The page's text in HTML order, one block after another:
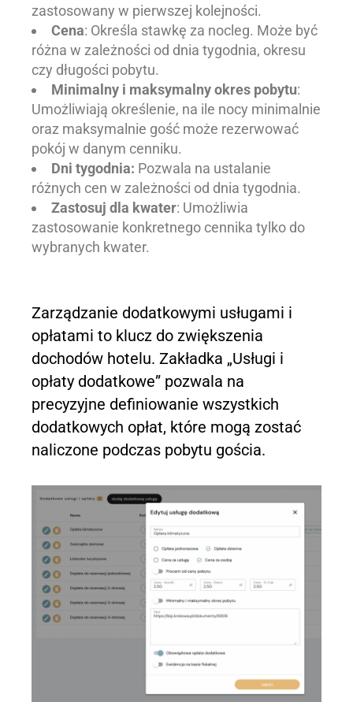
zastosowany w pierwszej kolejności.
Cena: Określa stawkę za nocleg. Może być
różna w zależności od dnia tygodnia, okresu
czy długości pobytu.
Minimalny i maksymalny okres pobytu:
Umożliwiają określenie, na ile nocy minimalnie
oraz maksymalnie gość może rezerwować
pokój w danym cenniku.
Dni tygodnia: Pozwala na ustalanie
różnych cen w zależności od dnia tygodnia.
Zastosuj dla kwater: Umożliwia
zastosowanie konkretnego cennika tylko do
wybranych kwater.
Zarządzanie dodatkowymi usługami i
opłatami to klucz do zwiększenia
dochodów hotelu. Zakładka „Usługi i
opłaty dodatkowe” pozwala na
precyzyjne definiowanie wszystkich
dodatkowych opłat, które mogą zostać
naliczone podczas pobytu gościa.